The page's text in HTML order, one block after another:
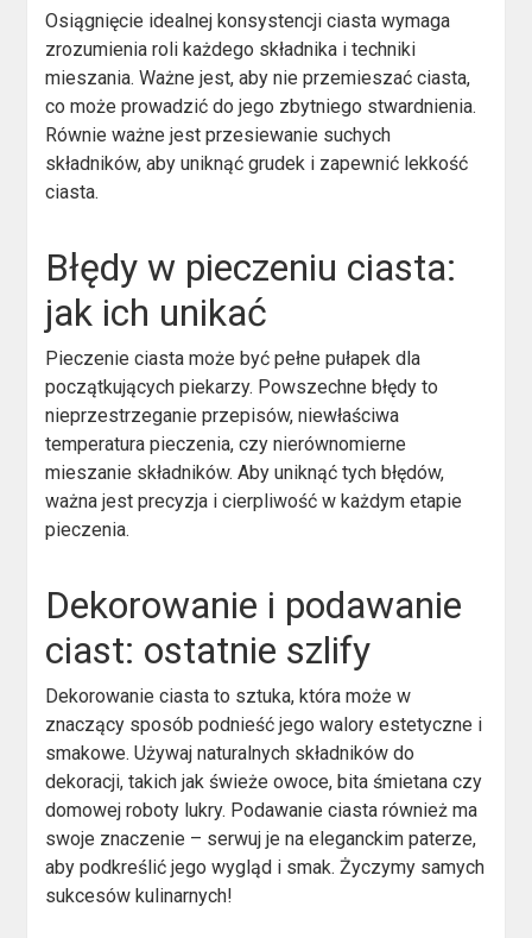
Osiągnięcie idealnej konsystencji ciasta wymaga
zrozumienia roli każdego składnika i techniki
mieszania. Ważne jest, aby nie przemieszać ciasta,
co może prowadzić do jego zbytniego stwardnienia.
Równie ważne jest przesiewanie suchych
składników, aby uniknąć grudek i zapewnić lekkość
ciasta.
Błędy w pieczeniu ciasta:
jak ich unikać
Pieczenie ciasta może być pełne pułapek dla
początkujących piekarzy. Powszechne błędy to
nieprzestrzeganie przepisów, niewłaściwa
temperatura pieczenia, czy nierównomierne
mieszanie składników. Aby uniknąć tych błędów,
ważna jest precyzja i cierpliwość w każdym etapie
pieczenia.
Dekorowanie i podawanie
ciast: ostatnie szlify
Dekorowanie ciasta to sztuka, która może w
znaczący sposób podnieść jego walory estetyczne i
smakowe. Używaj naturalnych składników do
dekoracji, takich jak świeże owoce, bita śmietana czy
domowej roboty lukry. Podawanie ciasta również ma
swoje znaczenie – serwuj je na eleganckim paterze,
aby podkreślić jego wygląd i smak. Życzymy samych
sukcesów kulinarnych!